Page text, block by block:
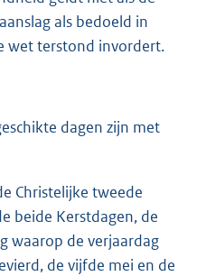
als bedoeld in
wet terstond invordert.
dagen zijn met
Christelijke tweede
beide Kerstdagen, de
waarop de verjaardag
de vijfde mei en de